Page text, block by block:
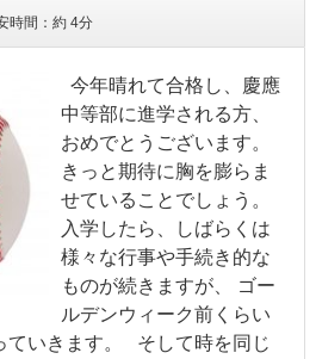
時間：約 4分
今年晴れて合格し、慶應
中等部に進学される方、
おめでとうございます。
きっと期待に胸を膨らま
せていることでしょう。
入学したら、しばらくは
様々な行事や手続き的な
ものが続きますが、 ゴー
ルデンウィーク前くらい
ていきます。 そして時を同じ